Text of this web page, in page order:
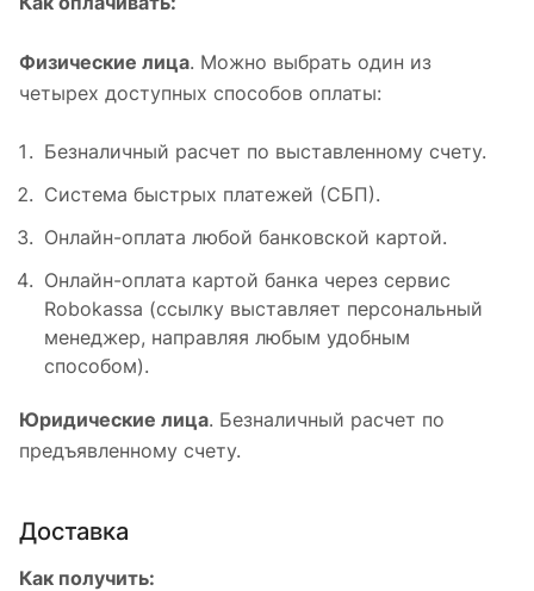
Физические лица. Можно выбрать один из
четырех доступных способов оплаты:
Безналичный расчет по выставленному счету.
Система быстрых платежей (СБП).
Онлайн-оплата любой банковской картой.
Онлайн-оплата картой банка через сервис
Robokassa (ссылку выставляет персональный
менеджер, направляя любым удобным
способом).
Юридические лица. Безналичный расчет по
предъявленному счету.
Доставка
Как получить: